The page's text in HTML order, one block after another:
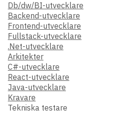
Db/dw/BI-utvecklare
Backend-utvecklare
Frontend-utvecklare
Fullstack-utvecklare
.Net-utvecklare
Arkitekter
C#-utvecklare
React-utvecklare
Java-utvecklare
Kravare
Tekniska testare